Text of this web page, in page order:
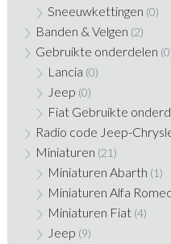
Sneeuwkettingen (0)
Banden & Velgen (2)
Gebruikte onderdelen
Lancia (0)
Jeep (0)
Fiat Gebruikte
Radio code Jeep-
Miniaturen (21)
Miniaturen Abarth (1)
Miniaturen Alfa
Miniaturen Fiat (4)
Jeep (9)